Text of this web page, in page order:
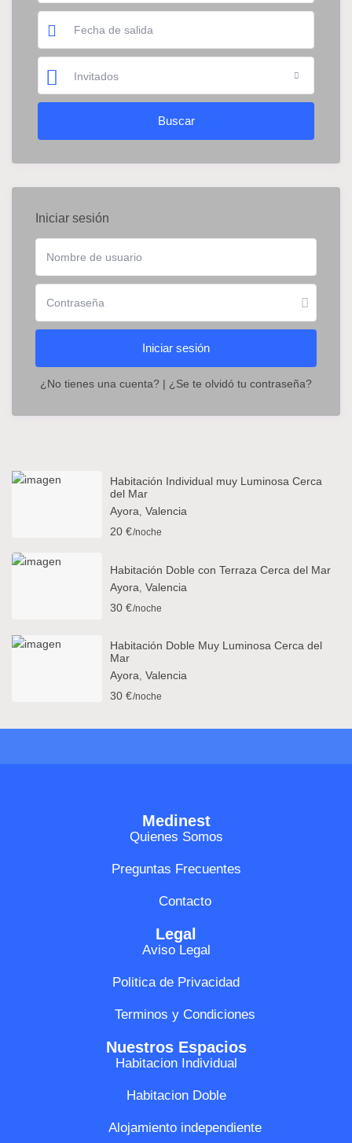
Invitados
Iniciar sesión
Iniciar sesión
¿No tienes una cuenta? | ¿Se te olvidó tu contraseña?
Habitación Individual muy Luminosa Cerca
del Mar
Ayora,Valencia
20 €/noche
Habitación Doble con Terraza Cerca del Mar
Ayora ,Valencia
30 €/noche
Habitación Doble Muy Luminosa Cerca del
Mar
Ayora,Valencia
30 €/noche
Medinest
Quienes Somos
Preguntas Frecuentes
Contacto
Legal
Aviso Legal
Politica de Privacidad
Terminos y Condiciones
Nuestros Espacios
Habitacion Individual
Habitacion Doble
Alojamiento independiente